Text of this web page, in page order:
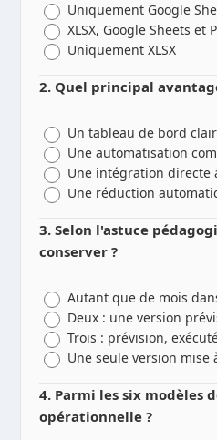
Uniquement Google
XLSX, Google Sheets et
Uniquement XLSX
2. Quel principal
Un tableau de bord
Une automatisation
Une intégration directe
Une réduction
3. Selon l'astuce
conserver ?
Autant que de mois
Deux : une version
Trois : prévision,
Une seule version mise
4. Parmi les six
opérationnelle ?